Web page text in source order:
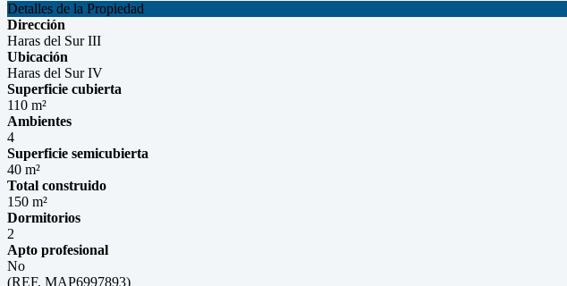
Detalles de la Propiedad
Dirección
Haras del Sur III
Ubicación
Haras del Sur IV
Superficie cubierta
110 m²
Ambientes
4
Superficie semicubierta
40 m²
Total construido
150 m²
Dormitorios
2
Apto profesional
No
(REF. MAP6997893)